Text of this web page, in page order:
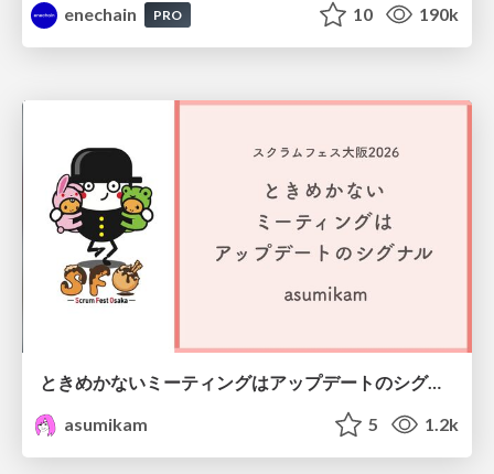
enechain
PRO 10 190k
ときめかないミーティングはアップデートのシグナル #scrumosaka
asumikam
5 1.2k